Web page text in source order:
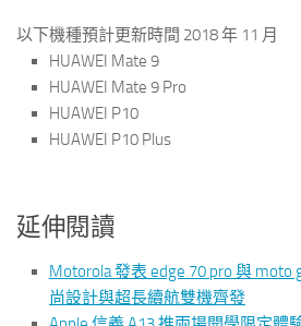
以下機種預計更新時間 2018 年 11 月
HUAWEI Mate 9
HUAWEI Mate 9 Pro
HUAWEI P10
HUAWEI P10 Plus
延伸閱讀
Motorola 發表 edge 70 pro 與
尚設計與超長續航雙機齊發